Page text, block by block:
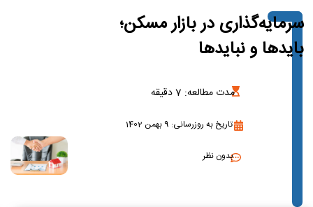
سرمایه‌گذاری در بازار مسکن؛
بایدها و نبایدها
مدت مطالعه: 7دقیقه
تاریخ به روزرسانی: 9 بهمن 1402
بدون نظر